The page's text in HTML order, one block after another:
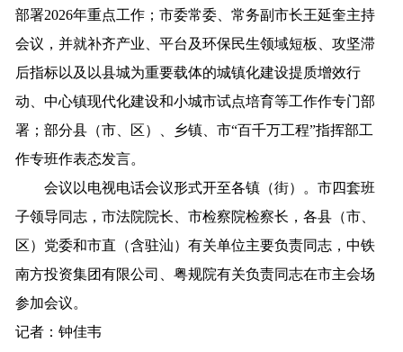
部署2026年重点工作；市委常委、常务副市长王延奎主持
会议，并就补齐产业、平台及环保民生领域短板、攻坚滞
后指标以及以县城为重要载体的城镇化建设提质增效行
动、中心镇现代化建设和小城市试点培育等工作作专门部
署；部分县（市、区）、乡镇、市“百千万工程”指挥部工
作专班作表态发言。
会议 以电视电话会议形式开至各镇（街）。市四套班
子领导同志，市法院院长、市检察院检察长 ，各县（市、
区）党委和市直（含驻汕）有关单位主要负责同志 ，中铁
南方投资集团有限公司、粤规院有关负责同志在市主会场
参加会议。
记者 ：钟佳韦